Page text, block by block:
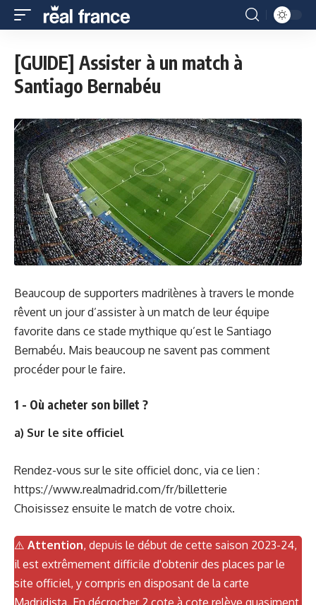
[GUIDE] Assister à un match à
Santiago Bernabéu
Beaucoup de supporters madrilènes à travers le monde
rêvent un jour d’assister à un match de leur équipe
favorite dans ce stade mythique qu’est le Santiago
Bernabéu. Mais beaucoup ne savent pas comment
procéder pour le faire.
1 - Où acheter son billet ?
a) Sur le site officiel
Rendez-vous sur le site officiel donc, via ce lien :
https://www.realmadrid.com/fr/billetterie
Choisissez ensuite le match de votre choix.
⚠️ Attention, depuis le début de cette saison 2023-24,
il est extrêmement difficile d'obtenir des places par le
site officiel, y compris en disposant de la carte